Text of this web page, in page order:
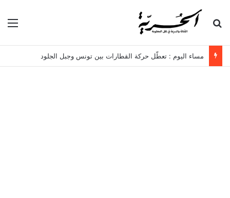
بحث عن
مساء اليوم : تعطّل حركة القطارات بين تونس وجبل الجلود